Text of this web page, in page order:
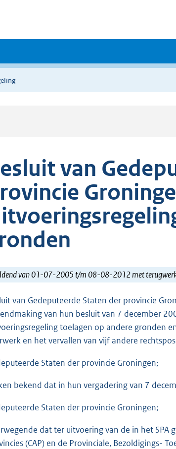
van
van 01-07-2005 t/m 08-08-2012 met
van Gedeputeerde Staten der provincie
van hun besluit van 7 december
toelagen op andere gronden
en het vervallen van vijf andere
Staten der provincie Groningen;
bekend dat in hun vergadering van 7
Staten der provincie Groningen;
dat ter uitvoering van de in het
(CAP) en de Provinciale, Bezoldigings-